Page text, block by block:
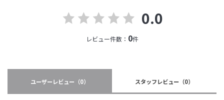
0.0
レビュー件数： 0件
ユーザーレビュー （0） スタッフレビュー （0）